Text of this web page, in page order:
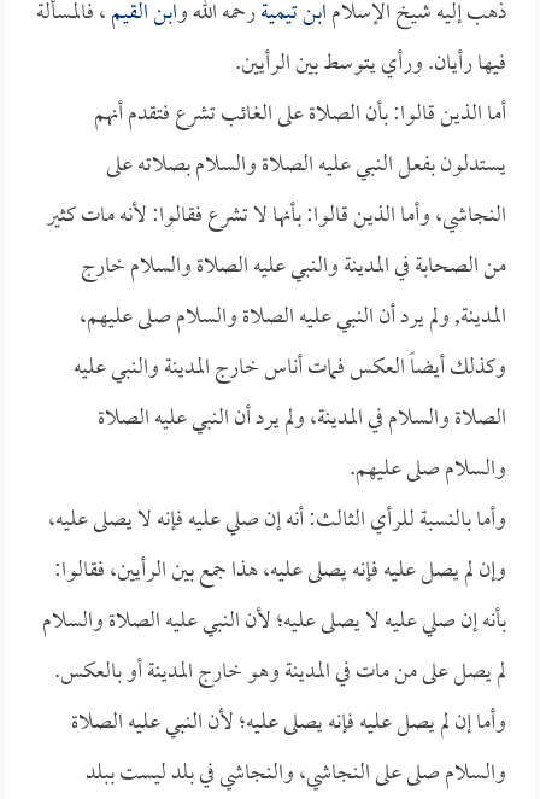
ذهب إليه شيخ الإسلامابن تيميةرحمه الله وابن القيم، فالمسألة
فيها رأيان. ورأي يتوسط بين الرأيين.
أما الذين قالوا: بأن الصلاة على الغائب تشرع فتقدم أنهم
يستدلون بفعل النبي عليه الصلاة والسلام بصلاته على
النجاشي، وأما الذين قالوا: بأنها لا تشرع فقالوا: لأنه مات كثير
من الصحابة في المدينة والنبي عليه الصلاة والسلام خارج
المدينة, ولم يرد أن النبي عليه الصلاة والسلام صلى عليهم،
وكذلك أيضاً العكس فمات أناس خارج المدينة والنبي عليه
الصلاة والسلام في المدينة، ولم يرد أن النبي عليه الصلاة
والسلام صلى عليهم.
وأما بالنسبة للرأي الثالث: أنه إن صلي عليه فإنه لا يصلى عليه،
وإن لم يصل عليه فإنه يصلى عليه، هذا جمع بين الرأيين، فقالوا:
بأنه إن صلي عليه لا يصلى عليه؛ لأن النبي عليه الصلاة والسلام
لم يصل على من مات في المدينة وهو خارج المدينة أو بالعكس.
وأما إن لم يصل عليه فإنه يصلى عليه؛ لأن النبي عليه الصلاة
والسلام صلى على النجاشي، والنجاشي في بلد ليست ببلد